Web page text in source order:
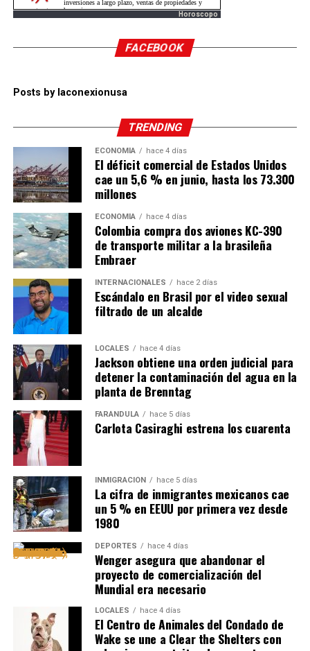
Horoscopo
FACEBOOK
Posts by laconexionusa
TRENDING
ECONOMÍA hace 4 días
El déficit comercial de Estados Unidos
cae un 5,6 % en junio, hasta los 73.300
millones
ECONOMÍA hace 4 días
Colombia compra dos aviones KC-390
de transporte militar a la brasileña
Embraer
INTERNACIONALES hace 2 días
Escándalo en Brasil por el video sexual
filtrado de un alcalde
LOCALES hace 4 días
Jackson obtiene una orden judicial para
detener la contaminación del agua en la
planta de Brenntag
FARÁNDULA hace 5 días
Carlota Casiraghi estrena los cuarenta
INMIGRACIÓN hace 5 días
La cifra de inmigrantes mexicanos cae
un 5 % en EEUU por primera vez desde
1980
DEPORTES hace 4 días
Wenger asegura que abandonar el
proyecto de comercialización del
Mundial era necesario
LOCALES hace 4 días
El Centro de Animales del Condado de
Wake se une a Clear the Shelters con